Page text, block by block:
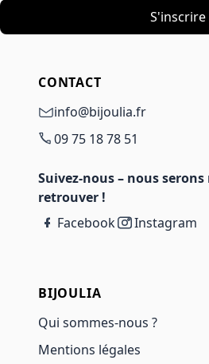
S'inscrire
CONTACT
info@bijoulia.fr
09 75 18 78 51
Suivez-nous – nous
retrouver !
Facebook
Instagram
BIJOULIA
Qui sommes-nous ?
Mentions légales